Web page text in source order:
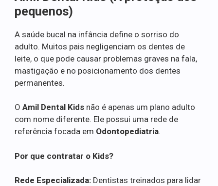
pequenos)
A saúde bucal na infância define o sorriso do
adulto. Muitos pais negligenciam os dentes de
leite, o que pode causar problemas graves na fala,
mastigação e no posicionamento dos dentes
permanentes.
O Amil Dental Kids não é apenas um plano adulto
com nome diferente. Ele possui uma rede de
referência focada em Odontopediatria.
Por que contratar o Kids?
Rede Especializada: Dentistas treinados para lidar